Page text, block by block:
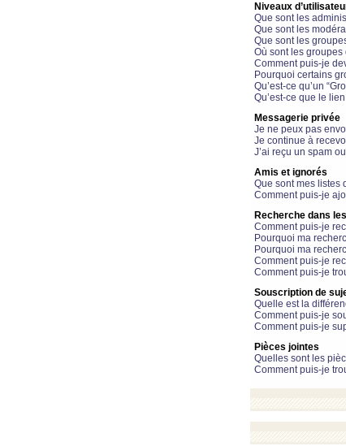
Niveaux
Que sont les
Que sont les
Que sont les
Où sont les groupes
Comment puis-je
Pourquoi certains
Qu’est-ce qu’un
Qu’est-ce que le lien
Messagerie privée
Je ne peux pas
Je continue à
J’ai reçu un spam
Amis et ignorés
Que sont mes listes
Comment puis-je
Recherche dans
Comment puis-je
Pourquoi ma
Pourquoi ma
Comment puis-je
Comment puis-je
Souscription de
Quelle est la
Comment puis-je
Comment puis-je
Pièces jointes
Quelles sont les
Comment puis-je